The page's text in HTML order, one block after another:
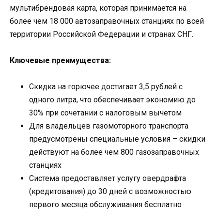
мультибрендовая карта, которая принимается на
более чем 18 000 автозаправочных станциях по всей
территории Российской Федерации и странах СНГ.
Ключевые преимущества:
Скидка на горючее достигает 3,5 рублей с
одного литра, что обеспечивает экономию до
30% при сочетании с налоговым вычетом
Для владельцев газомоторного транспорта
предусмотрены специальные условия – скидки
действуют на более чем 800 газозаправочных
станциях
Система предоставляет услугу овердрафта
(кредитования) до 30 дней с возможностью
первого месяца обслуживания бесплатно